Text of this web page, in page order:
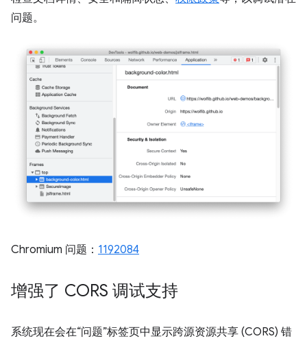
问题。
Chromium 问题： 1192084
增强了 CORS 调试支持
系统现在会在“问题”标签页中显示跨源资源共享 (CORS) 错